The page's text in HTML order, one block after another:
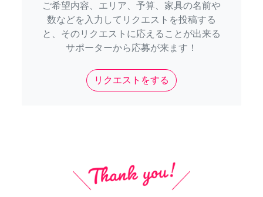
ご希望内容、エリア、予算、家具の名前や
数などを入力してリクエストを投稿する
と、そのリクエストに応えることが出来る
サポーターから応募が来ます！
リクエストをする